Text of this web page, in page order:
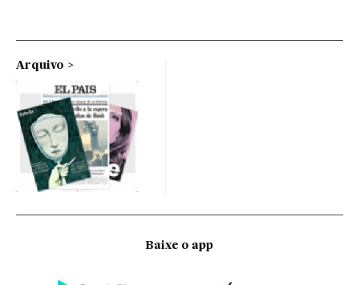
Arquivo
Baixe o app